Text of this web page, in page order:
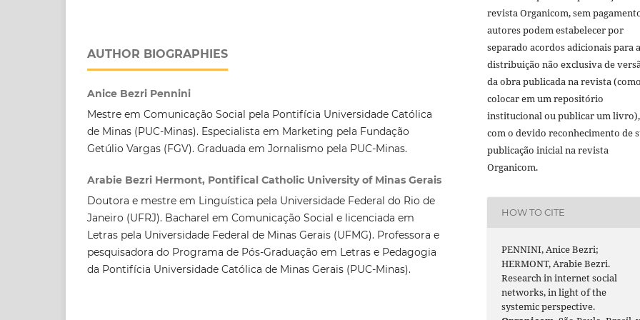
AUTHOR BIOGRAPHIES
Anice Bezri Pennini
Mestre em Comunicação Social pela Pontifícia Universidade Católica
de Minas (PUC-Minas). Especialista em Marketing pela Fundação
Getúlio Vargas (FGV). Graduada em Jornalismo pela PUC-Minas.
Arabie Bezri Hermont, Pontifical Catholic University of Minas Gerais
Doutora e mestre em Linguística pela Universidade Federal do Rio de
Janeiro (UFRJ). Bacharel em Comunicação Social e licenciada em
Letras pela Universidade Federal de Minas Gerais (UFMG). Professora e
pesquisadora do Programa de Pós-Graduação em Letras e Pedagogia
da Pontifícia Universidade Católica de Minas Gerais (PUC-Minas).
revista Organicom, sem
autores podem estabelecer por
separado acordos adicionais para a
distribuição não exclusiva de
da obra publicada na revista (como
colocar em um repositório
institucional ou publicar um livro),
com o devido reconhecimento de
publicação inicial na revista
Organicom.
HOW TO CITE
PENNINI, Anice Bezri;
HERMONT, Arabie Bezri.
Research in internet social
networks, in light of the
systemic perspective.